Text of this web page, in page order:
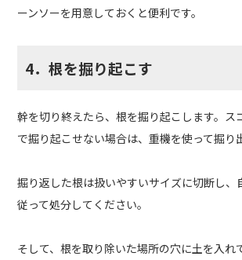
ーンソーを用意しておくと便利です。
4．根を掘り起こす
幹を切り終えたら、根を掘り起こします。ス
で掘り起こせない場合は、重機を使って掘り
掘り返した根は扱いやすいサイズに切断し、
従って処分してください。
そして、根を取り除いた場所の穴に土を入れ